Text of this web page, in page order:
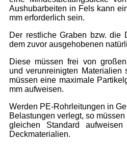
Aushubarbeiten in Fels kann
mm erforderlich sein.
Der restliche Graben bzw. die
dem zuvor ausgehobenen
Diese müssen frei von
und verunreinigten Materialien
müssen eine maximale
mm aufweisen.
Werden PE-Rohrleitungen in
Belastungen verlegt, so
gleichen Standard
Deckmaterialien.